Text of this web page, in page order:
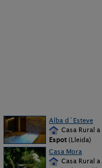
Alba d´Esteve
Casa Rural a
Espot (Lleida)
Casa Mora
Casa Rural a